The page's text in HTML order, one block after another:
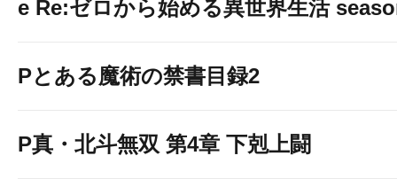
e Re:ゼロから始める異世界生活
Pとある魔術の禁書目録2
P真・北斗無双 第4章 下剋上闘